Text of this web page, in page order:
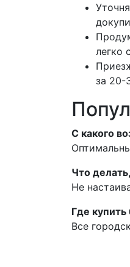
легко
за 20-
С какого
Что
Не
Где
Все